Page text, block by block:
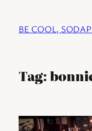
BE COOL,
Tag: